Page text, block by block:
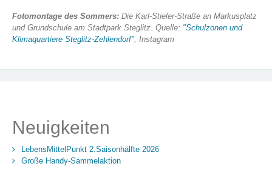
Fotomontage des Sommers:Die Karl-Stieler-Straße an Markusplatz
und Grundschule am Stadtpark Steglitz. Quelle: "Schulzonen und
Klimaquartiere Steglitz-Zehlendorf", Instagram
Neuigkeiten
LebensMittelPunkt 2.Saisonhälfte 2026
Große Handy-Sammelaktion